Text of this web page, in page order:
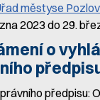
městyse
2023 do 29.
o
předpisu: